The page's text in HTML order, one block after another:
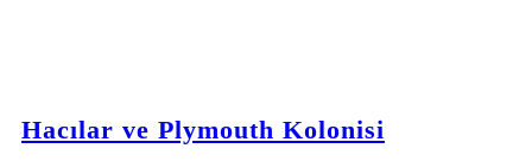
Hacılar ve Plymouth Kolonisi